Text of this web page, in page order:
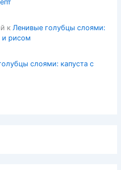
к Ленивые голубцы слоями:
и рисом
слоями: капуста с